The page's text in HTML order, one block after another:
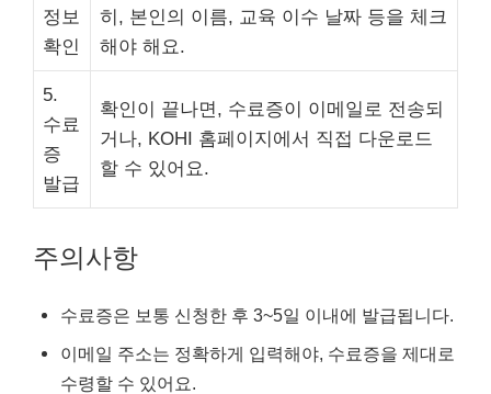
정보
확인
히, 본인의 이름, 교육 이수 날짜 등을 체크
해야 해요.
5.
수료
증
발급
확인이 끝나면, 수료증이 이메일로 전송되
거나, KOHI 홈페이지에서 직접 다운로드
할 수 있어요.
주의사항
수료증은 보통 신청한 후 3~5일 이내에 발급됩니다.
이메일 주소는 정확하게 입력해야, 수료증을 제대로
수령할 수 있어요.